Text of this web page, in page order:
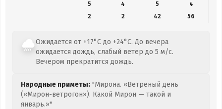
5
4 5
4
2
2 42 56
Ожидается от +17°C до +24°C. До вечера
ожидается дождь, слабый ветер до 5 м/с.
Вечером прекратится дождь.
Народные приметы: "Мирона. «Ветреный день
(«Мирон-ветрогон»). Какой Мирон — такой и
январь.»"